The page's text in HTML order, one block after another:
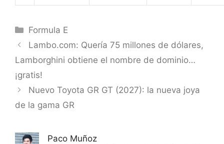
Categorías
Formula E
Lambo.com: Quería 75 millones de dólares,
Lamborghini obtiene el nombre de dominio…
¡gratis!
Nuevo Toyota GR GT (2027): la nueva joya
de la gama GR
Paco Muñoz